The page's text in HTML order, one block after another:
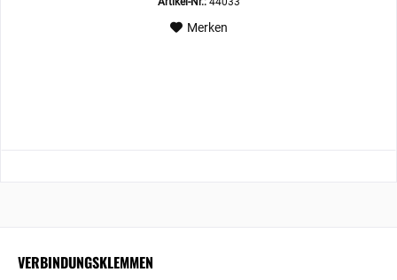
Merken
VERBINDUNGSKLEMMEN